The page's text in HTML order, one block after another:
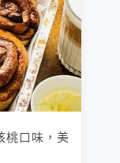
桃口味，美